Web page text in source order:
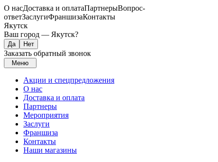
О насДоставка и оплатаПартнерыВопрос-
ответЗаслугиФраншизаКонтакты
Якутск
Ваш город — Якутск?
Заказать обратный звонок
Меню
Акции и спецпредложения
О нас
Доставка и оплата
Партнеры
Мероприятия
Заслуги
Франшиза
Контакты
Наши магазины